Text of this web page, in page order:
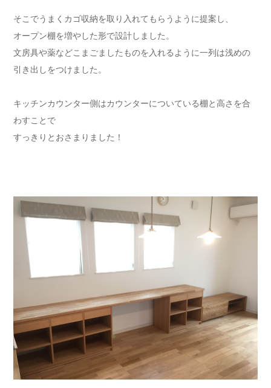
そこでうまくカゴ収納を取り入れてもらうように提案し、
オープン棚を増やした形で設計しました。
文房具や薬などこまごましたものを入れるように一列は浅めの
引き出しをつけました。
キッチンカウンター側はカウンターについている棚と高さを合
わすことで
すっきりとおさまりました！